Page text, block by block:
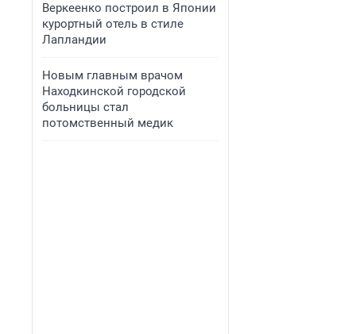
Веркеенко построил в Японии
курортный отель в стиле
Лапландии
Новым главным врачом
Находкинской городской
больницы стал
потомственный медик